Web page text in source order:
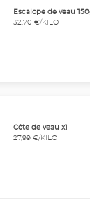
Escalope de veau
32,70 €/KILO
Côte de veau x1
27,99 €/KILO